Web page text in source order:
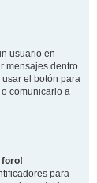
usuario en
mensajes dentro
el botón para
comunicarlo a
foro!
para